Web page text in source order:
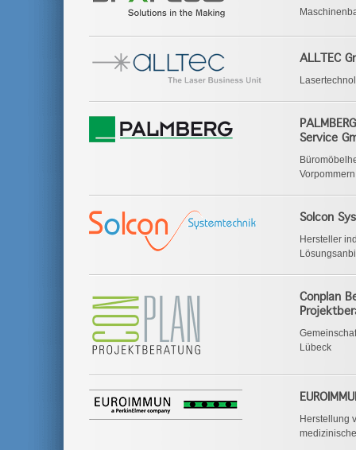
ALLTEC
Service
Vorpommern
Solcon
Hersteller
Conplan
Lübeck
Herstellung